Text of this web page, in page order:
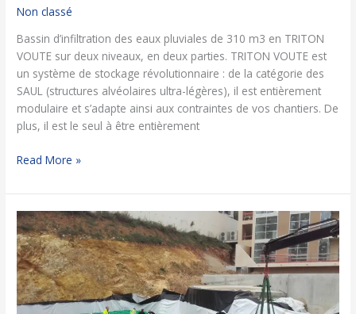
Non classé
Bassin d’infiltration des eaux pluviales de 310 m3 en TRITON
VOUTE sur deux niveaux, en deux parties. TRITON VOUTE est
un système de stockage révolutionnaire : de la catégorie des
SAUL (structures alvéolaires ultra-légères), il est entièrement
modulaire et s’adapte ainsi aux contraintes de vos chantiers. De
plus, il est le seul à être entièrement
Read More »
Bassin
de
rétention
EP
TRITON
VOUTE